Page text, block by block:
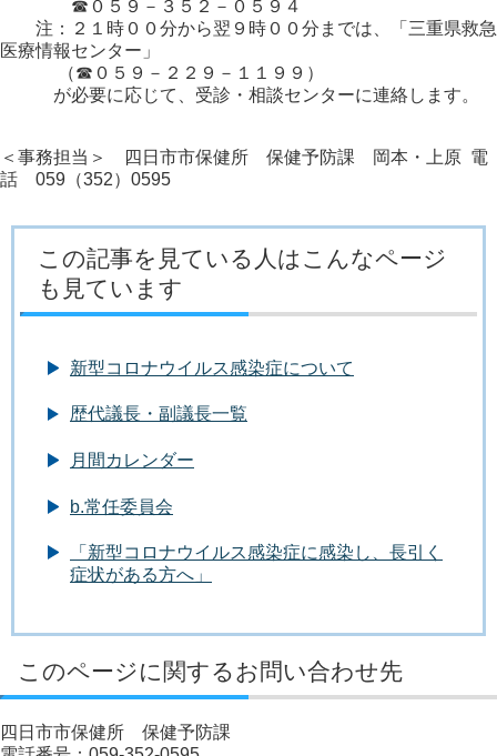
☎０５９－３５２－０５９４
注：２１時００分から翌９時００分までは、「三重県救急
医療情報センター」
（☎０５９－２２９－１１９９）
が必要に応じて、受診・相談センターに連絡します。
＜事務担当＞ 四日市市保健所 保健予防課 岡本・上原 電
話 059（352）0595
この記事を見ている人はこんなページ
も見ています
新型コロナウイルス感染症について
歴代議長・副議長一覧
月間カレンダー
b.常任委員会
「新型コロナウイルス感染症に感染し、長引く
症状がある方へ」
このページに関するお問い合わせ先
四日市市保健所 保健予防課